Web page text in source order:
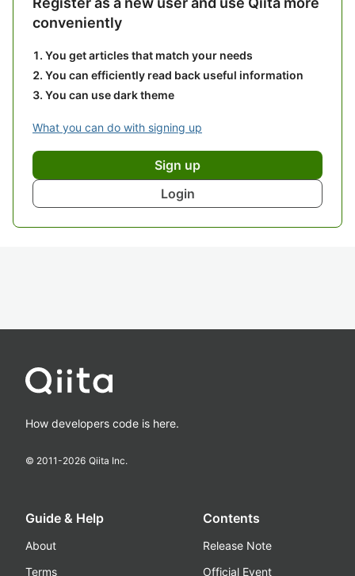
conveniently
You get articles that match your needs
You can efficiently read back useful information
You can use dark theme
What you can do with signing up
Sign up
Login
How developers code is here.
© 2011-2026 Qiita Inc.
Guide & Help
About
Terms
Contents
Release Note
Official Event